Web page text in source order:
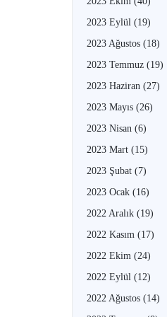
2023 Eylül (19)
2023 Ağustos (18)
2023 Temmuz (19)
2023 Haziran (27)
2023 Mayıs (26)
2023 Nisan (6)
2023 Mart (15)
2023 Şubat (7)
2023 Ocak (16)
2022 Aralık (19)
2022 Kasım (17)
2022 Ekim (24)
2022 Eylül (12)
2022 Ağustos (14)